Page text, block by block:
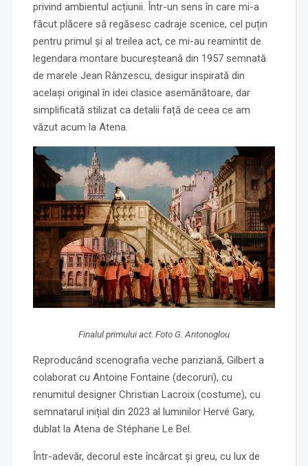
privind ambientul acțiunii. Într-un sens în care mi-a
făcut plăcere să regăsesc cadraje scenice, cel puțin
pentru primul și al treilea act, ce mi-au reamintit de
legendara montare bucureșteană din 1957 semnată
de marele Jean Rânzescu, desigur inspirată din
același original în idei clasice asemănătoare, dar
simplificată stilizat ca detalii față de ceea ce am
văzut acum la Atena.
Finalul primului act. Foto G. Antonoglou
Reproducând scenografia veche pariziană, Gilbert a
colaborat cu Antoine Fontaine (decoruri), cu
renumitul designer Christian Lacroix (costume), cu
semnatarul inițial din 2023 al luminilor Hervé Gary,
dublat la Atena de Stéphane Le Bel.
Într-adevăr, decorul este încărcat și greu, cu lux de